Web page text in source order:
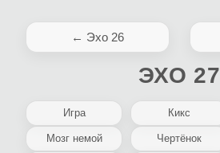
← Эхо 26
ЭХО 27
Игра
Мозг немой
Кикс
Чертёнок